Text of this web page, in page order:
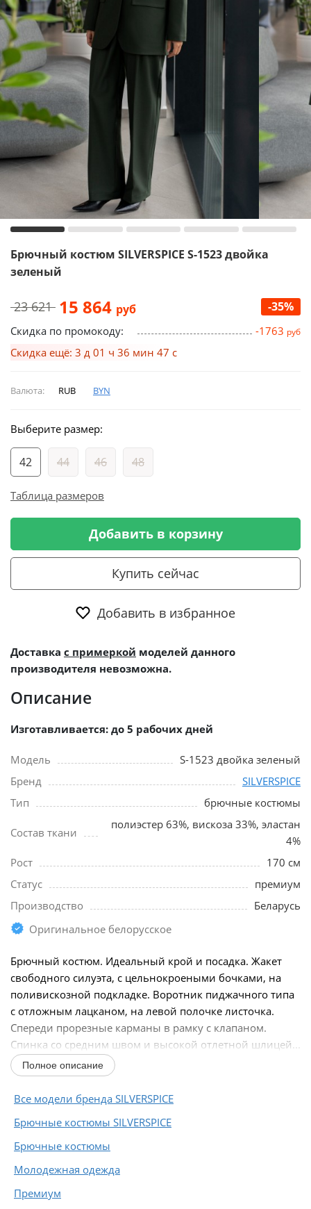
Брючный костюм SILVERSPICE S-1523 двойка
зеленый
23 621 15 864 руб -35%
Скидка по промокоду: -1763 руб
Скидка ещё: 3 д 01 ч 36 мин 46 с
Валюта: RUB BYN
Выберите размер:
42 44 46 48
Таблица размеров
Добавить в корзину
Купить сейчас
Добавить в избранное
Доставка с примеркой моделей данного
производителя невозможна.
Описание
Изготавливается: до 5 рабочих дней
Модель
S-1523 двойка зеленый
Бренд
SILVERSPICE
Тип
брючные костюмы
Состав ткани
полиэстер 63%, вискоза 33%, эластан
4%
Рост
170 см
Статус
премиум
Производство
Беларусь
Оригинальное белорусское
Брючный костюм. Идеальный крой и посадка. Жакет
свободного силуэта, с цельнокроеными бочками, на
поливискозной подкладке. Воротник пиджачного типа
с отложным лацканом, на левой полочке листочка.
Спереди прорезные карманы в рамку с клапаном.
Спинка со средним швом и высокой отлетной шлицей...
Полное описание
Все модели бренда SILVERSPICE
Брючные костюмы SILVERSPICE
Брючные костюмы
Молодежная одежда
Премиум